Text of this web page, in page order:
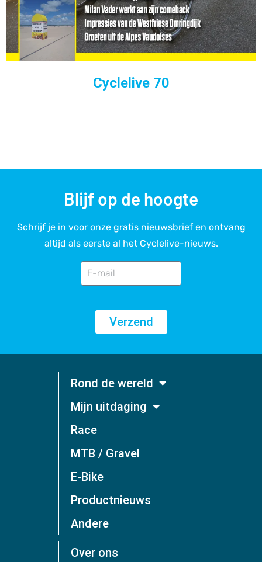
Cyclelive 70
Blijf op de hoogte
Schrijf je in voor onze gratis nieuwsbrief en ontvang
altijd als eerste al het Cyclelive-nieuws.
Verzend
Rond de wereld
Mijn uitdaging
Race
MTB / Gravel
E-Bike
Productnieuws
Andere
Over ons